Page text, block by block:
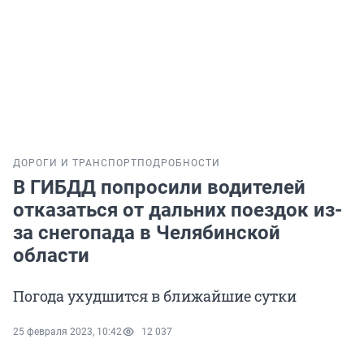
ДОРОГИ И ТРАНСПОРТ ПОДРОБНОСТИ
В ГИБДД попросили водителей
отказаться от дальних поездок из-
за снегопада в Челябинской
области
Погода ухудшится в ближайшие сутки
25 февраля 2023, 10:42 12 037